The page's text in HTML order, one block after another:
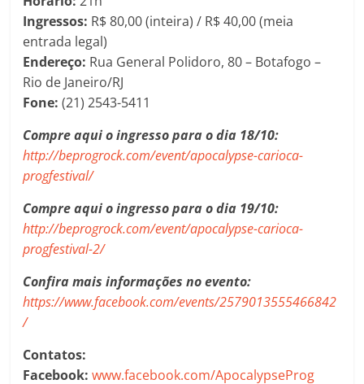
Ingressos: R$ 80,00 (inteira) / R$ 40,00 (meia
entrada legal)
Endereço: Rua General Polidoro, 80 – Botafogo –
Rio de Janeiro/RJ
Fone: (21) 2543-5411
Compre aqui o ingresso para o dia 18/10:
http://beprogrock.com/event/apocalypse-carioca-
progfestival/
Compre aqui o ingresso para o dia 19/10:
http://beprogrock.com/event/apocalypse-carioca-
progfestival-2/
Confira mais informações no evento:
https://www.facebook.com/events/2579013555466842
/
Contatos:
Facebook:www.facebook.com/ApocalypseProg